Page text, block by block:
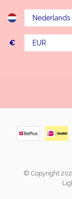
€
© Copyright